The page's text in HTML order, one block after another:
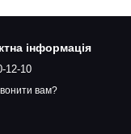
інформація
12-10
вам?